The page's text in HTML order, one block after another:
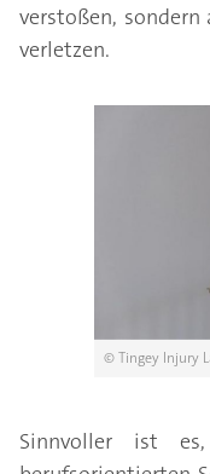
verstoßen,
verletzen.
© Tingey Injury
Sinnvoller ist